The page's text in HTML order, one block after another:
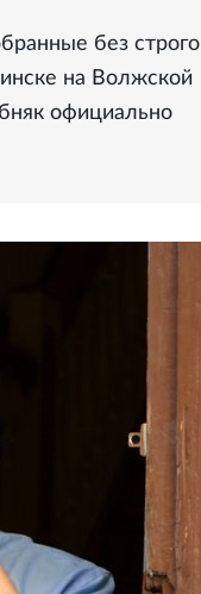
без
на Волжской
официально